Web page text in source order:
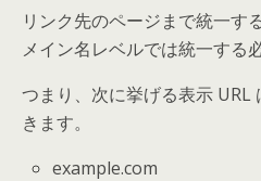
リンク先のページまで統一す
メイン名レベルでは統一する
つまり、次に挙げる表示 URL
きます。
example.com